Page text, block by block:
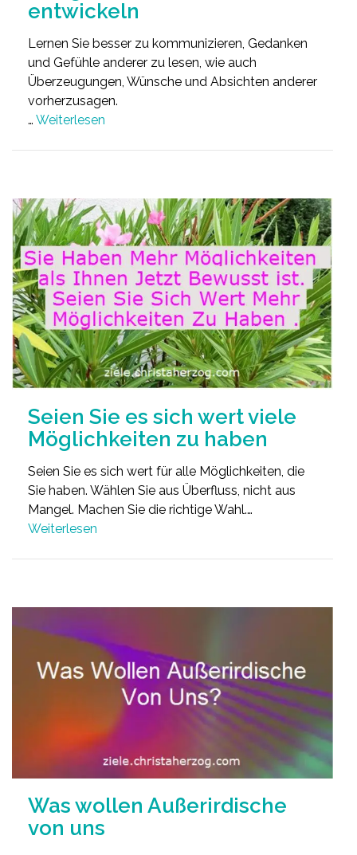
entwickeln
Lernen Sie besser zu kommunizieren, Gedanken
und Gefühle anderer zu lesen, wie auch
Überzeugungen, Wünsche und Absichten anderer
vorherzusagen.
… Weiterlesen
Seien Sie es sich wert viele
Möglichkeiten zu haben
Seien Sie es sich wert für alle Möglichkeiten, die
Sie haben. Wählen Sie aus Überfluss, nicht aus
Mangel. Machen Sie die richtige Wahl.…
Weiterlesen
Was wollen Außerirdische
von uns